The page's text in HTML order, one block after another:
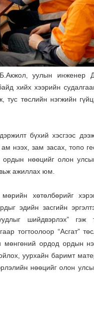
уулын инженер
хийх хээрийн
төслийн нэгжийн
бүхий хэсгээс
нээх, зам засах, топо
нөөцийг олон
ажиллах юм.
хөтөлбөрийг
эдийн засгийн
шийдвэрлэх” гэж
тогтоолоор “Асгат”
ордод ордын
уурхайн баримт
нөөцийг олон